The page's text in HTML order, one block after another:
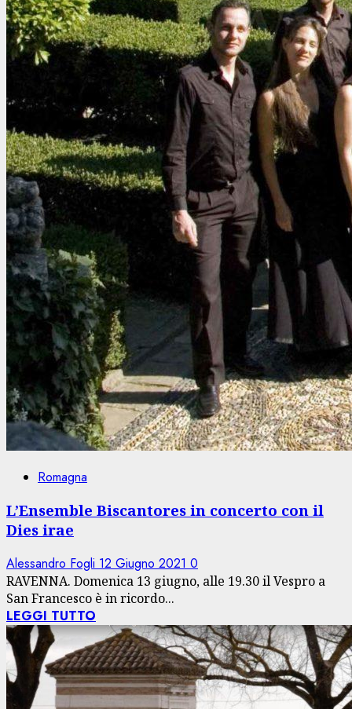
Romagna
L’Ensemble Biscantores in concerto con il
Dies irae
Alessandro Fogli 12 Giugno 2021 0
RAVENNA. Domenica 13 giugno, alle 19.30 il Vespro a
San Francesco è in ricordo...
LEGGI TUTTO